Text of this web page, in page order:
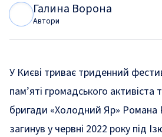
Галина Ворона
Автори
У Києві триває триденний
пам’яті громадського активіста
бригади «Холодний Яр» Романа
загинув у червні 2022 року під